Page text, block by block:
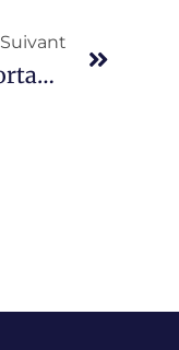
Suivant
L’importance D’une Bonne Assurance Camping Car Pas Cher